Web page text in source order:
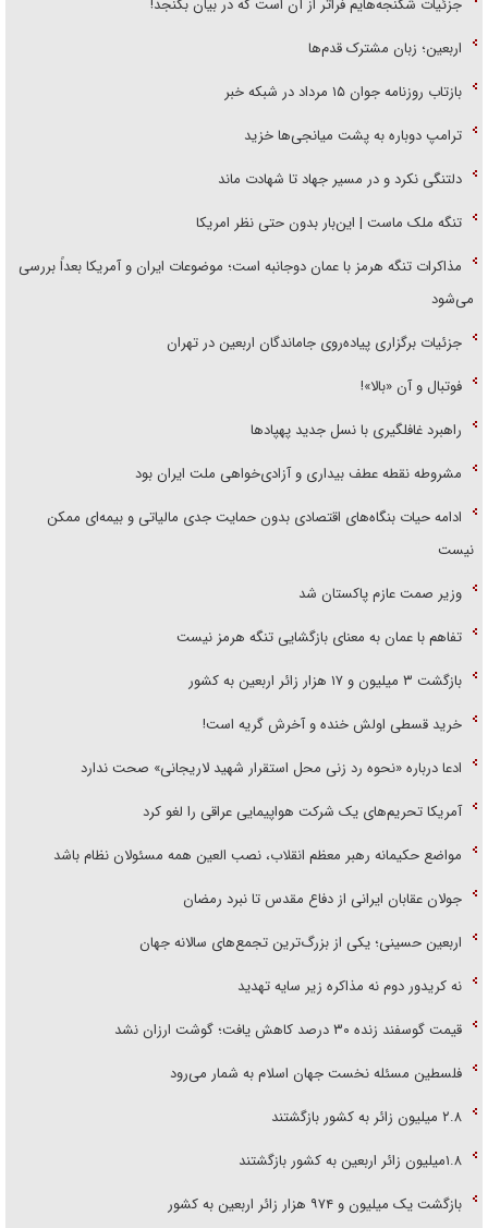
اربعین؛ زبان مشترک قدم‌ها
بازتاب روزنامه جوان ۱۵ مرداد در شبکه خبر
ترامپ دوباره به پشت میانجی‌ها خزید
دلتنگی نکرد و در مسیر جهاد تا شهادت ماند
تنگه ملک ماست | این‌بار بدون حتی نظر امریکا
مذاکرات تنگه هرمز با عمان دوجانبه است؛ موضوعات ایران و آمریکا بعداً بررسی
می‌شود
جزئیات برگزاری پیاده‌روی جاماندگان اربعین در تهران
فوتبال و آن «بالا»!
راهبرد غافلگیری با نسل جدید پهپاد‌ها
مشروطه نقطه عطف بیداری و آزادی‌خواهی ملت ایران بود
ادامه حیات بنگاه‌های اقتصادی بدون حمایت جدی مالیاتی و بیمه‌ای ممکن
نیست
وزیر صمت عازم پاکستان شد
تفاهم با عمان به معنای بازگشایی تنگه هرمز نیست
بازگشت ۳ میلیون و ۱۷ هزار زائر اربعین به کشور
خرید قسطی اولش خنده و آخرش گریه است!
ادعا درباره «نحوه رد زنی محل استقرار شهید لاریجانی» صحت ندارد
آمریکا تحریم‌های یک شرکت هواپیمایی عراقی را لغو کرد
مواضع حکیمانه رهبر معظم انقلاب، نصب العین همه مسئولان نظام باشد
جولان عقابان ایرانی از دفاع مقدس تا نبرد رمضان
اربعین حسینی؛ یکی از بزرگ‌ترین تجمع‌های سالانه جهان
نه کریدور دوم نه مذاکره زیر سایه تهدید
قیمت گوسفند زنده ۳۰ درصد کاهش یافت؛ گوشت ارزان نشد
فلسطین مسئله نخست جهان اسلام به شمار می‌رود
۲.۸ میلیون زائر به کشور بازگشتند
۱.۸میلیون زائر اربعین به کشور بازگشتند
بازگشت یک میلیون و ۹۷۴ هزار زائر اربعین به کشور